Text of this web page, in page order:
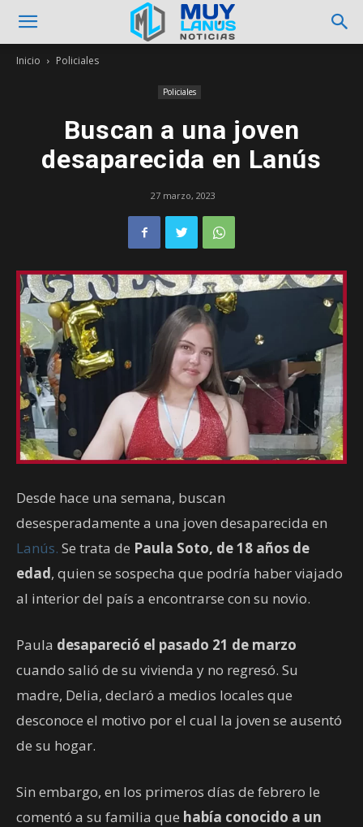
Inicio Policiales
Policiales
Buscan a una joven
desaparecida en Lanús
27 marzo, 2023
Desde hace una semana, buscan
desesperadamente a una joven desaparecida en
Lanús. Se trata de Paula Soto, de 18 años de
edad, quien se sospecha que podría haber viajado
al interior del país a encontrarse con su novio.
Paula desapareció el pasado 21 de marzo
cuando salió de su vivienda y no regresó. Su
madre, Delia, declaró a medios locales que
desconoce el motivo por el cual la joven se ausentó
de su hogar.
Sin embargo, en los primeros días de febrero le
comentó a su familia que había conocido a un